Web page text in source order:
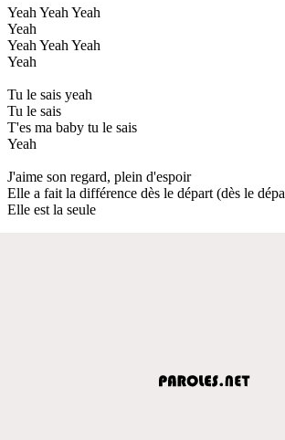
Yeah Yeah Yeah
Yeah
Yeah Yeah Yeah
Yeah
Tu le sais yeah
Tu le sais
T'es ma baby tu le sais
Yeah
J'aime son regard, plein d'espoir
Elle a fait la différence dès le départ (dès le
Elle est la seule